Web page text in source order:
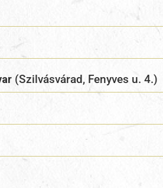
(Szilvásvárad, Fenyves u. 4.)